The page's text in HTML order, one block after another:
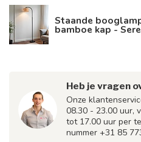
Staande
bamboe kap -
Heb je vragen
Onze
08.30 - 23.00 uur,
tot 17.00 uur per
nummer +31 85